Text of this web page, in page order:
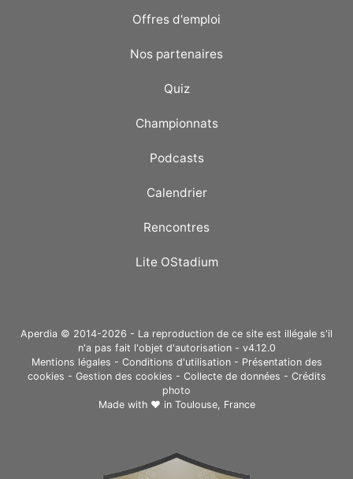
Offres d'emploi
Nos partenaires
Quiz
Championnats
Podcasts
Calendrier
Rencontres
Lite OStadium
Aperdia © 2014-2026 - La reproduction de ce site est illégale s'il
n'a pas fait l'objet d'autorisation - v4.12.0
Mentions légales - Conditions d'utilisation- Présentation des
cookies - Gestion des cookies - Collecte de données - Crédits
photo
Made with ❤ in Toulouse, France